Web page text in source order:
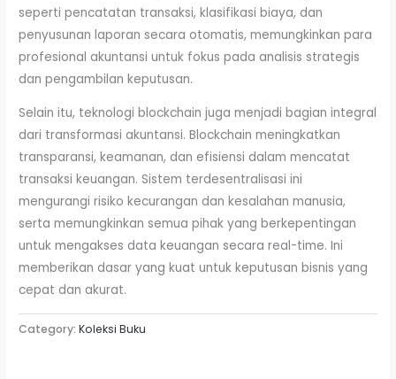
seperti pencatatan transaksi, klasifikasi biaya, dan
penyusunan laporan secara otomatis, memungkinkan para
profesional akuntansi untuk fokus pada analisis strategis
dan pengambilan keputusan. ​
Selain itu, teknologi blockchain juga menjadi bagian integral
dari transformasi akuntansi. Blockchain meningkatkan
transparansi, keamanan, dan efisiensi dalam mencatat
transaksi keuangan. Sistem terdesentralisasi ini
mengurangi risiko kecurangan dan kesalahan manusia,
serta memungkinkan semua pihak yang berkepentingan
untuk mengakses data keuangan secara real-time. Ini
memberikan dasar yang kuat untuk keputusan bisnis yang
cepat dan akurat. ​
Category:Koleksi Buku